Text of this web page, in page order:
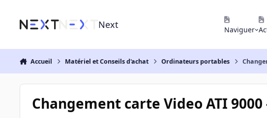
Next Naviguer
Accueil Matériel et Conseils d'achat Ordinateurs portables
Changement carte Video ATI 9000